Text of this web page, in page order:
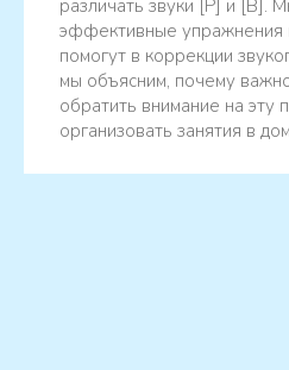
различать звуки [Р] и [В].
эффективные упражнения
помогут в коррекции
мы объясним, почему
обратить внимание на эту
организовать занятия в